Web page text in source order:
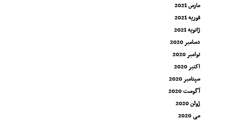
مارس 2021
فوریه 2021
ژانویه 2021
دسامبر 2020
نوامبر 2020
اکتبر 2020
سپتامبر 2020
آگوست 2020
ژوئن 2020
می 2020